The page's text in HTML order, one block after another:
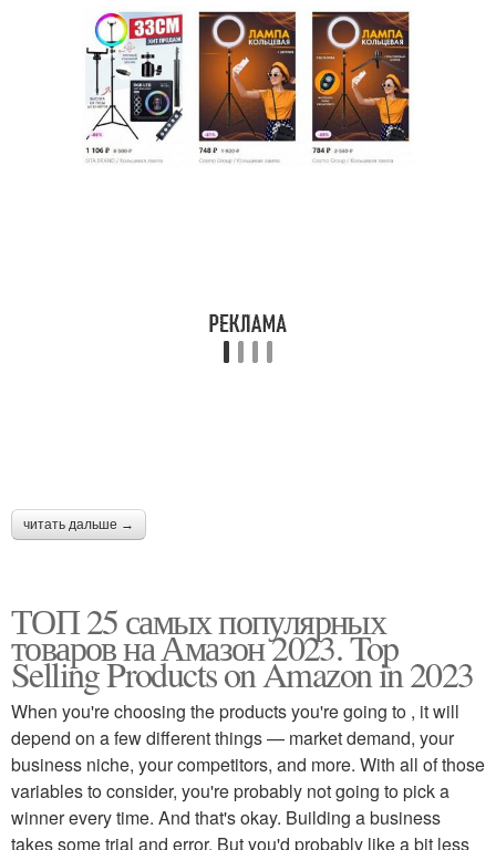
читать дальше →
ТОП 25 самых популярных
товаров на Амазон 2023. Top
Selling Products on Amazon in 2023
When you're choosing the products you're going to , it will
depend on a few different things — market demand, your
business niche, your competitors, and more. With all of those
variables to consider, you're probably not going to pick a
winner every time. And that's okay. Building a business
takes some trial and error. But you'd probably like a bit less